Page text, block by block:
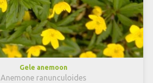
Gele anemoon
Anemone ranunculoides